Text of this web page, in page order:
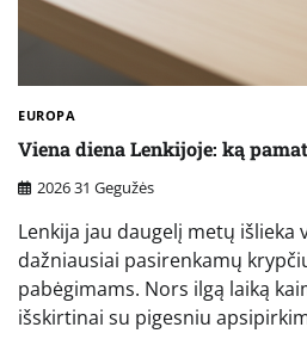
EUROPA
Viena diena Lenkijoje: ką
2026 31 Gegužės
Lenkija jau daugelį metų
dažniausiai pasirenkamų
pabėgimams. Nors ilgą laiką
išskirtinai su pigesniu